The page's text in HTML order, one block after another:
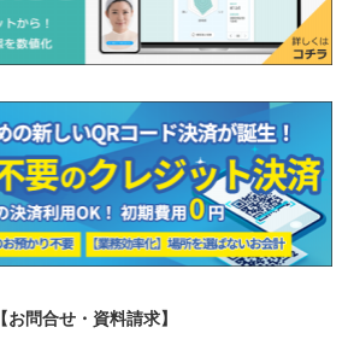
【お問合せ・資料請求】